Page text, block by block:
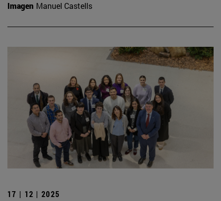
Imagen Manuel Castells
17 | 12 | 2025